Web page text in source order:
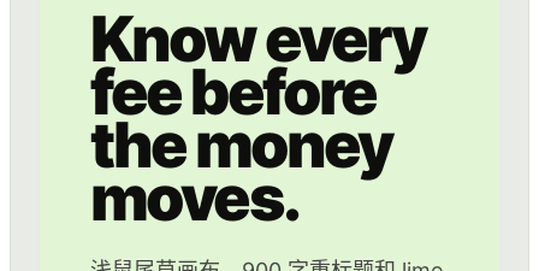
Know every
fee before
the money
moves.